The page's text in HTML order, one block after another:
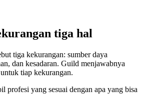
tiga hal
tiga kekurangan: sumber daya
dan kesadaran. Guild menjawabnya
tiap kekurangan.
profesi yang sesuai dengan apa yang bisa